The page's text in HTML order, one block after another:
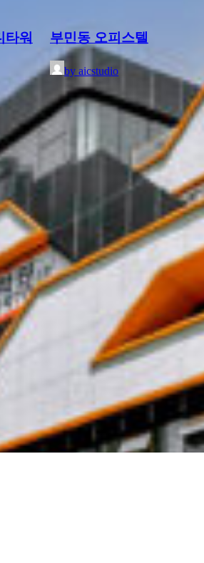
타워 부민동 오피스텔
by aicstudio